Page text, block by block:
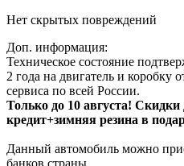
Нет скрытых повреждений
Доп. информация:
Техническое состояние
2 года на двигатель и коробку
сервиса по всей России.
Только до 10 августа!
кредит+зимняя резина в
Данный автомобиль можно
банков страны.